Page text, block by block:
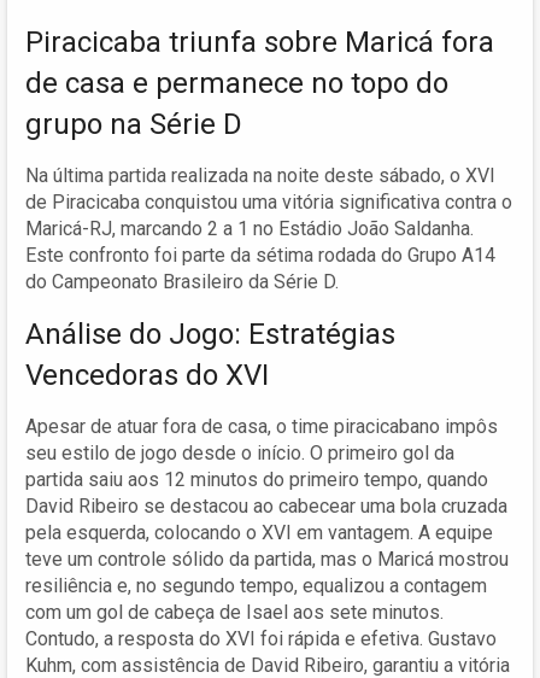
Piracicaba triunfa sobre Maricá fora
de casa e permanece no topo do
grupo na Série D
Na última partida realizada na noite deste sábado, o XVI
de Piracicaba conquistou uma vitória significativa contra o
Maricá-RJ, marcando 2 a 1 no Estádio João Saldanha.
Este confronto foi parte da sétima rodada do Grupo A14
do Campeonato Brasileiro da Série D.
Análise do Jogo: Estratégias
Vencedoras do XVI
Apesar de atuar fora de casa, o time piracicabano impôs
seu estilo de jogo desde o início. O primeiro gol da
partida saiu aos 12 minutos do primeiro tempo, quando
David Ribeiro se destacou ao cabecear uma bola cruzada
pela esquerda, colocando o XVI em vantagem. A equipe
teve um controle sólido da partida, mas o Maricá mostrou
resiliência e, no segundo tempo, equalizou a contagem
com um gol de cabeça de Isael aos sete minutos.
Contudo, a resposta do XVI foi rápida e efetiva. Gustavo
Kuhm, com assistência de David Ribeiro, garantiu a vitória